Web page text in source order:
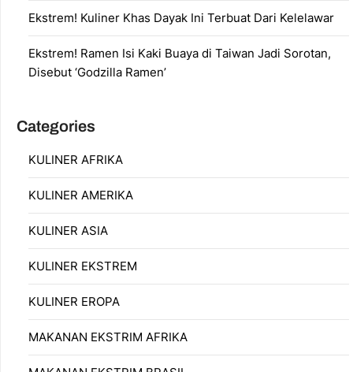
Ekstrem! Kuliner Khas Dayak Ini Terbuat Dari Kelelawar
Ekstrem! Ramen Isi Kaki Buaya di Taiwan Jadi Sorotan,
Disebut ‘Godzilla Ramen’
Categories
KULINER AFRIKA
KULINER AMERIKA
KULINER ASIA
KULINER EKSTREM
KULINER EROPA
MAKANAN EKSTRIM AFRIKA